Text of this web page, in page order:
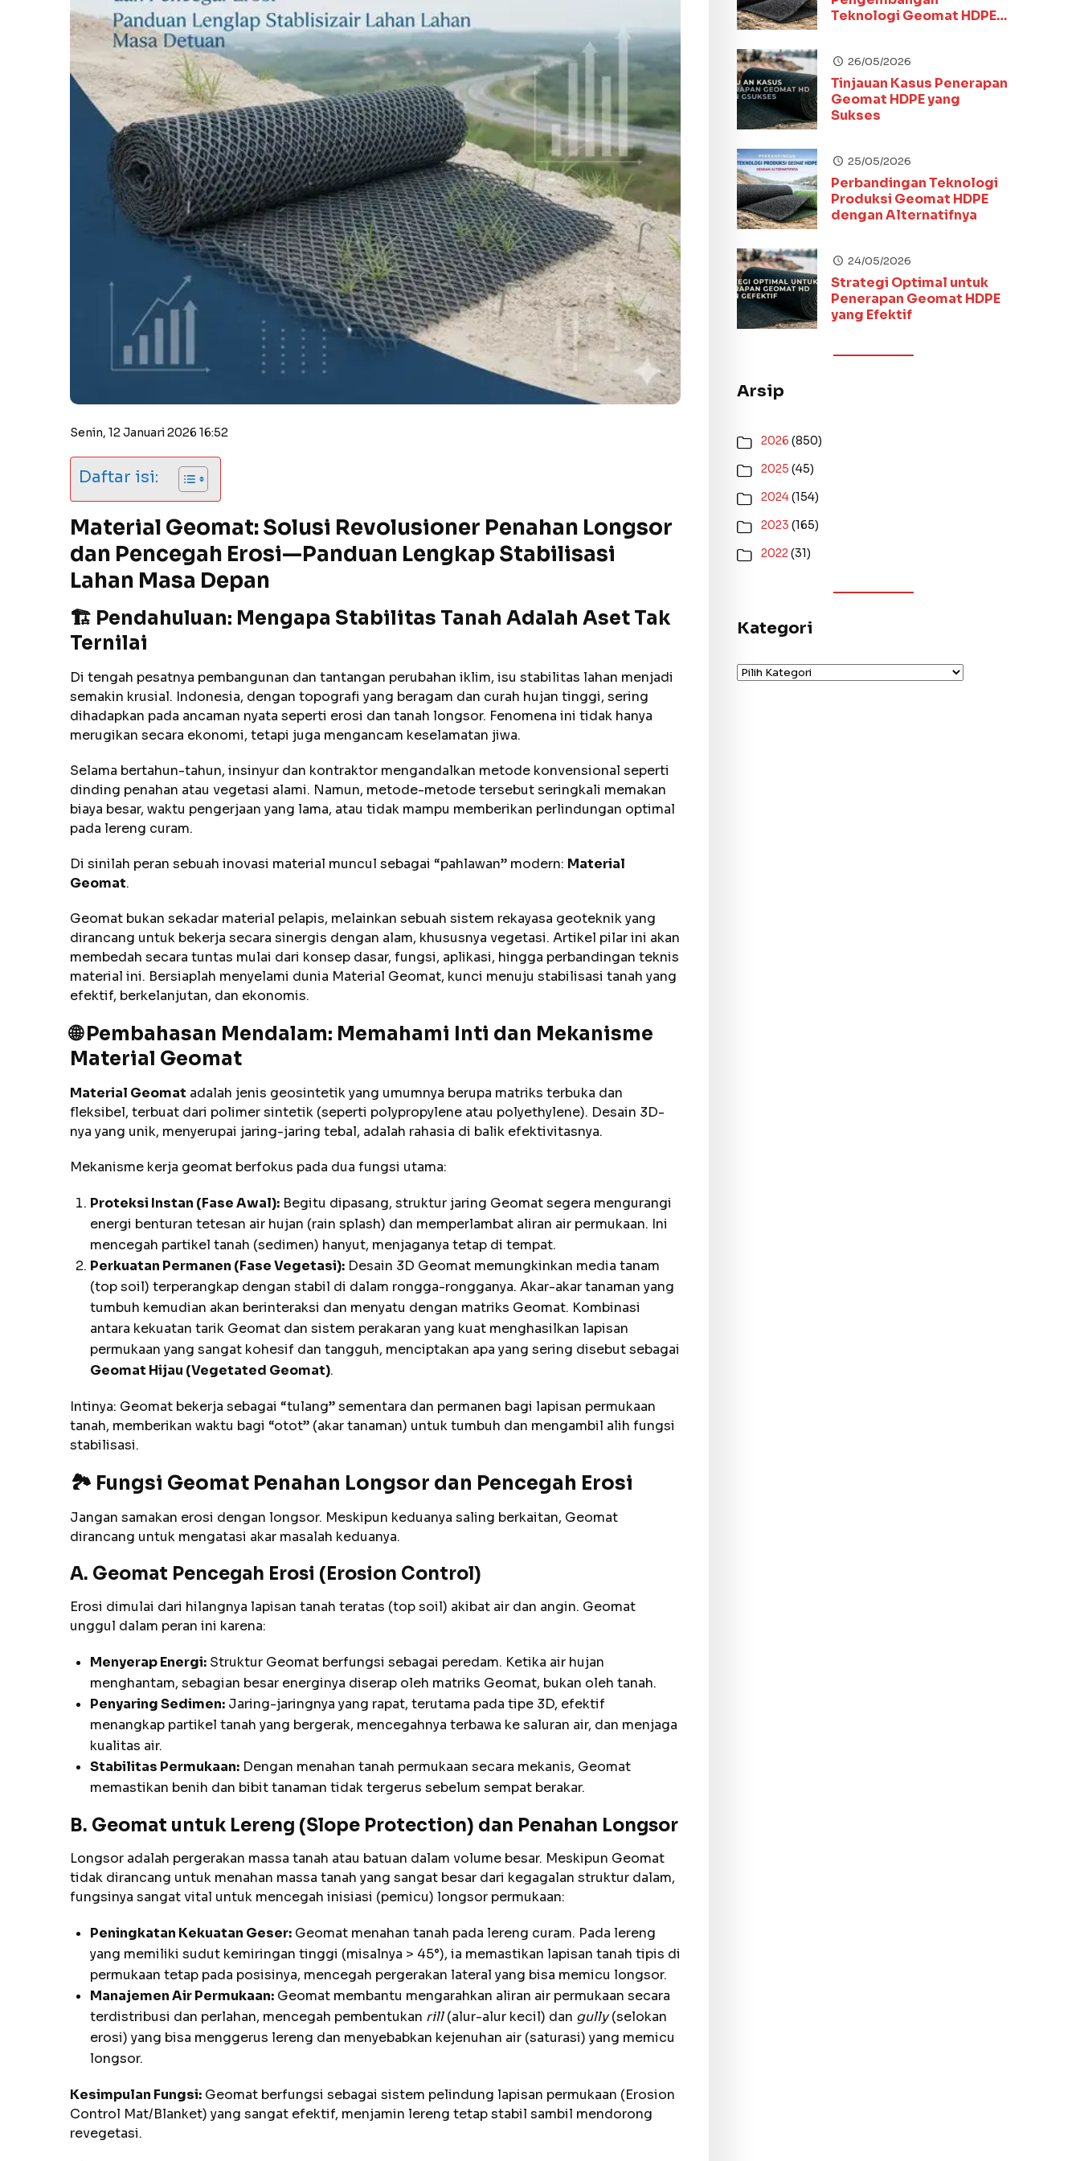
Senin, 12 Januari 2026 16:52
Daftar isi:
Material Geomat: Solusi Revolusioner Penahan Longsor
dan Pencegah Erosi—Panduan Lengkap Stabilisasi
Lahan Masa Depan
🏗️ Pendahuluan: Mengapa Stabilitas Tanah Adalah Aset Tak
Ternilai
Di tengah pesatnya pembangunan dan tantangan perubahan iklim, isu stabilitas lahan menjadi
semakin krusial. Indonesia, dengan topografi yang beragam dan curah hujan tinggi, sering
dihadapkan pada ancaman nyata seperti erosi dan tanah longsor. Fenomena ini tidak hanya
merugikan secara ekonomi, tetapi juga mengancam keselamatan jiwa.
Selama bertahun-tahun, insinyur dan kontraktor mengandalkan metode konvensional seperti
dinding penahan atau vegetasi alami. Namun, metode-metode tersebut seringkali memakan
biaya besar, waktu pengerjaan yang lama, atau tidak mampu memberikan perlindungan optimal
pada lereng curam.
Di sinilah peran sebuah inovasi material muncul sebagai “pahlawan” modern: Material
Geomat.
Geomat bukan sekadar material pelapis, melainkan sebuah sistem rekayasa geoteknik yang
dirancang untuk bekerja secara sinergis dengan alam, khususnya vegetasi. Artikel pilar ini akan
membedah secara tuntas mulai dari konsep dasar, fungsi, aplikasi, hingga perbandingan teknis
material ini. Bersiaplah menyelami dunia Material Geomat, kunci menuju stabilisasi tanah yang
efektif, berkelanjutan, dan ekonomis.
🌐 Pembahasan Mendalam: Memahami Inti dan Mekanisme
Material Geomat
Material Geomat adalah jenis geosintetik yang umumnya berupa matriks terbuka dan
fleksibel, terbuat dari polimer sintetik (seperti polypropylene atau polyethylene). Desain 3D-
nya yang unik, menyerupai jaring-jaring tebal, adalah rahasia di balik efektivitasnya.
Mekanisme kerja geomat berfokus pada dua fungsi utama:
Proteksi Instan (Fase Awal): Begitu dipasang, struktur jaring Geomat segera mengurangi
energi benturan tetesan air hujan (rain splash) dan memperlambat aliran air permukaan. Ini
mencegah partikel tanah (sedimen) hanyut, menjaganya tetap di tempat.
Perkuatan Permanen (Fase Vegetasi): Desain 3D Geomat memungkinkan media tanam
(top soil) terperangkap dengan stabil di dalam rongga-rongganya. Akar-akar tanaman yang
tumbuh kemudian akan berinteraksi dan menyatu dengan matriks Geomat. Kombinasi
antara kekuatan tarik Geomat dan sistem perakaran yang kuat menghasilkan lapisan
permukaan yang sangat kohesif dan tangguh, menciptakan apa yang sering disebut sebagai
Geomat Hijau (Vegetated Geomat).
Intinya: Geomat bekerja sebagai “tulang” sementara dan permanen bagi lapisan permukaan
tanah, memberikan waktu bagi “otot” (akar tanaman) untuk tumbuh dan mengambil alih fungsi
stabilisasi.
🏞️ Fungsi Geomat Penahan Longsor dan Pencegah Erosi
Jangan samakan erosi dengan longsor. Meskipun keduanya saling berkaitan, Geomat
dirancang untuk mengatasi akar masalah keduanya.
A. Geomat Pencegah Erosi (Erosion Control)
Erosi dimulai dari hilangnya lapisan tanah teratas (top soil) akibat air dan angin. Geomat
unggul dalam peran ini karena:
Menyerap Energi: Struktur Geomat berfungsi sebagai peredam. Ketika air hujan
menghantam, sebagian besar energinya diserap oleh matriks Geomat, bukan oleh tanah.
Penyaring Sedimen: Jaring-jaringnya yang rapat, terutama pada tipe 3D, efektif
menangkap partikel tanah yang bergerak, mencegahnya terbawa ke saluran air, dan menjaga
kualitas air.
Stabilitas Permukaan: Dengan menahan tanah permukaan secara mekanis, Geomat
memastikan benih dan bibit tanaman tidak tergerus sebelum sempat berakar.
B. Geomat untuk Lereng (Slope Protection) dan Penahan Longsor
Longsor adalah pergerakan massa tanah atau batuan dalam volume besar. Meskipun Geomat
tidak dirancang untuk menahan massa tanah yang sangat besar dari kegagalan struktur dalam,
fungsinya sangat vital untuk mencegah inisiasi (pemicu) longsor permukaan:
Peningkatan Kekuatan Geser: Geomat menahan tanah pada lereng curam. Pada lereng
yang memiliki sudut kemiringan tinggi (misalnya > 45°), ia memastikan lapisan tanah tipis di
permukaan tetap pada posisinya, mencegah pergerakan lateral yang bisa memicu longsor.
Manajemen Air Permukaan: Geomat membantu mengarahkan aliran air permukaan secara
terdistribusi dan perlahan, mencegah pembentukan rill(alur-alur kecil) dan gully(selokan
erosi) yang bisa menggerus lereng dan menyebabkan kejenuhan air (saturasi) yang memicu
longsor.
Kesimpulan Fungsi: Geomat berfungsi sebagai sistem pelindung lapisan permukaan (Erosion
Control Mat/Blanket) yang sangat efektif, menjamin lereng tetap stabil sambil mendorong
revegetasi.
Teknologi Geomat HDPE
26/05/2026
Tinjauan Kasus Penerapan
Geomat HDPE yang
Sukses
25/05/2026
Perbandingan Teknologi
Produksi Geomat HDPE
dengan Alternatifnya
24/05/2026
Strategi Optimal untuk
Penerapan Geomat HDPE
yang Efektif
Arsip
2026 (850)
2025 (45)
2024(154)
2023 (165)
2022(31)
Kategori
Kategori